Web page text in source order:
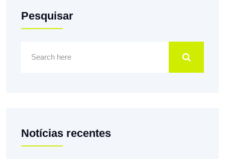
Pesquisar
Notícias recentes